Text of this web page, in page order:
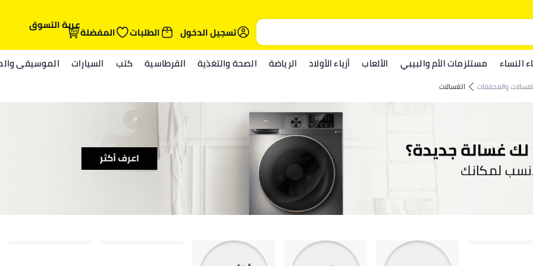
تسجيل الدخول
الطلبات المفضلةعربة التسوق
النساء مستلزمات الأم والبيبي الألعاب أزياء الأولاد الرياضة الصحة والتغذية القرطاسية كتب السيارات الموسيقى
والمجففات الغسالات